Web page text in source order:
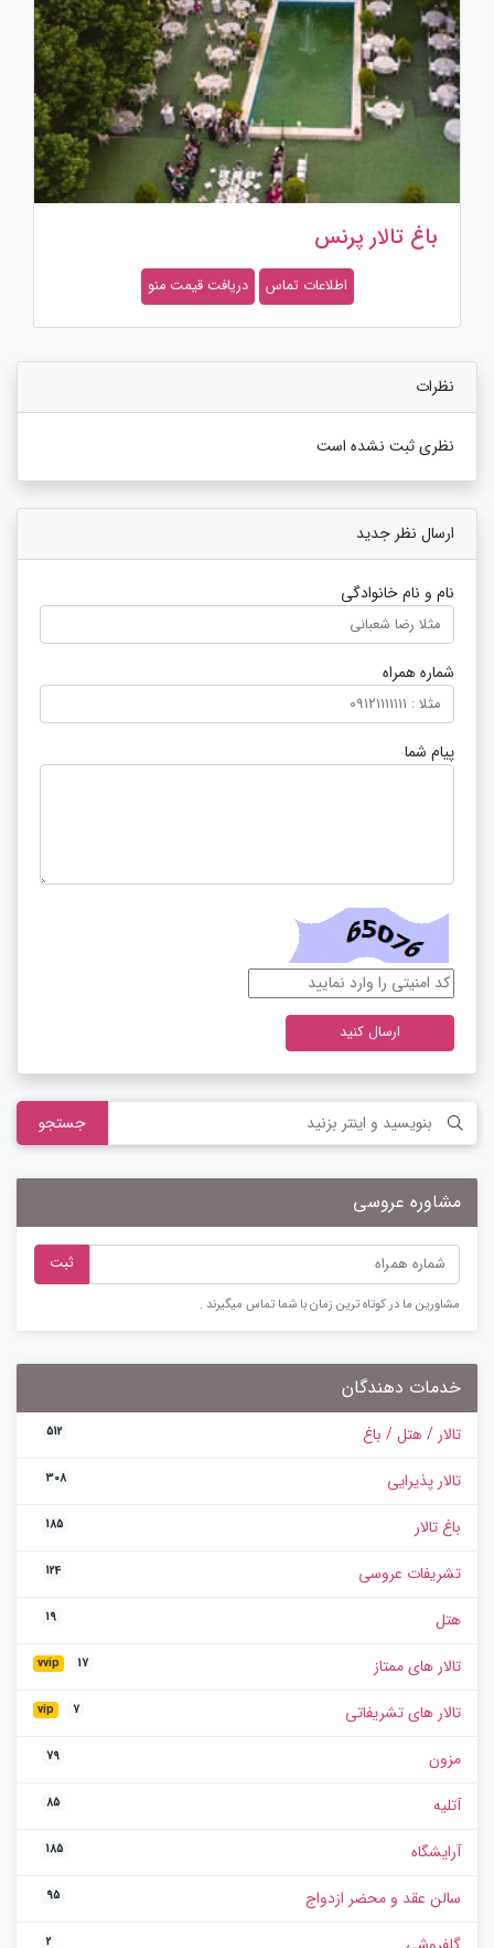
باغ تالار پرنس
اطلاعات تماس دریافت قیمت منو
نظرات
نظری ثبت نشده است
ارسال نظر جدید
نام و نام خانوادگی
شماره همراه
پیام شما
ارسال کنید
جستجو
مشاوره عروسی
ثبت
مشاورین ما در کوتاه ترین زمان با شما تماس میگیرند .
خدمات دهندگان
تالار / هتل / باغ 512
تالار پذیرایی 308
باغ تالار 185
تشریفات عروسی 124
هتل 19
تالار های ممتاز vvip 17
تالار های تشریفاتی vip 7
مزون 79
آتلیه 85
آرایشگاه 185
سالن عقد و محضر ازدواج 95
2